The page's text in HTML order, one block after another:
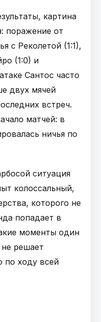
картина
поражение от
с Реколетой (1:1),
(1:0) и
Сантос часто
двух мячей
встреч.
матчей: в
ничья по
ситуация
колоссальный,
которого не
попадает в
моменты один
решает
по ходу всей